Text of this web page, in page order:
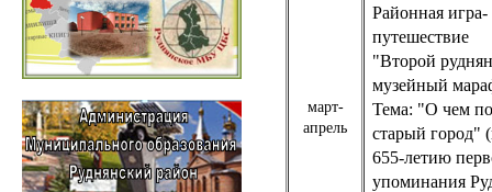
март-
апрель
Районная игра-
путешествие
"Второй
музейный
Тема: "О чем
старый город"
655-летию
упоминания